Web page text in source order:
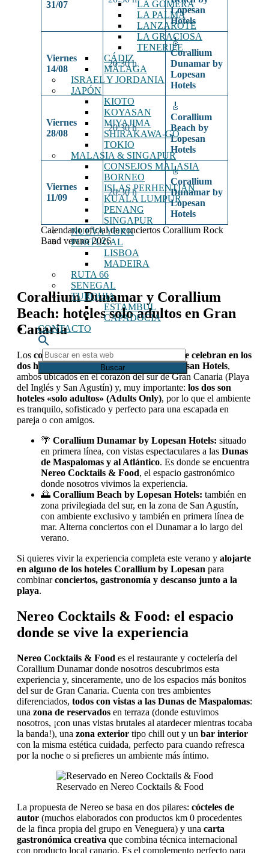
LA GOMERA
LA PALMA
LANZAROTE
LA GRACIOSA
TENERIFE
CÁDIZ
MÁLAGA
ISRAEL Y JORDANIA
JAPÓN
KIOTO
KOYASAN
MIYAJIMA
SHIRAKAWA-GO
TOKIO
MALASIA & SINGAPUR
CONSEJOS MALASIA
BORNEO
ISLAS PERHENTIAN
KUALA LUMPUR
PENANG
SINGAPUR
NUEVA YORK
PORTUGAL
LISBOA
MADEIRA
RUTA 66
SENEGAL
TURQUIA
ESTAMBUL
CAPADOCIA
CONTACTO
Buscar
en
esta
web
31/07
Lopesan
Hotels
Viernes
14/08
20:30 h
🎸
Corallium
Dunamar by
Lopesan
Hotels
Viernes
28/08
20:30 h
🎸
Corallium
Beach by
Lopesan
Hotels
Viernes
11/09
20:30 h
🎸
Corallium
Dunamar by
Lopesan
Hotels
Calendario oficial de conciertos Corallium Rock
Band verano 2026
Corallium Dunamar y Corallium
Beach: hoteles solo adultos en Gran
Canaria
Los conciertos de Corallium Rock Band se celebran en los
dos hotelesde la marcaCorallium by Lopesan Hotels,
ambos ubicados en el corazón del sur de Gran Canaria (Playa
del Inglés y San Agustín) y, muy importante: los dos son
hoteles «solo adultos» (Adults Only), por lo que el ambiente
es tranquilo, sofisticado y perfecto para una escapada en
pareja o con amigos.
🌴 Corallium Dunamar by Lopesan Hotels: situado
en primera línea, con vistas espectaculares a las Dunas
de Maspalomas y al Atlántico. Es donde se encuentra
Nereo Cocktails & Food, el espacio gastronómico
donde nosotros vivimos la experiencia.
🌅 Corallium Beach by Lopesan Hotels: también en
zona privilegiada del sur, en la zona de San Agustín,
con ambiente exclusivo y también en primera línea de
mar. Alterna conciertos con el Dunamar a lo largo del
verano.
Si quieres vivir la experiencia completa este verano y alojarte
en alguno de los hoteles Corallium by Lopesan para
combinarconciertos, gastronomía y descanso junto a la
playa.
Nereo Cocktails & Food: el espacio
donde se vive la experiencia
Nereo Cocktails & Food es el restaurante y coctelería del
Corallium Dunamar donde nosotros descubrimos esta
experiencia y, sinceramente, uno de los espacios más bonitos
del sur de Gran Canaria. Cuenta con tres ambientes
diferenciados, todos con vistas a las Dunas de Maspalomas:
una zona de reservados en terraza (donde estuvimos
nosotros, ¡con unas vistas brutales al atardecer mientras tocaba
la banda!), una zona exterior tipo chill out y un bar interior
con la misma estética cuidada, perfecto para cuando refresca
por la noche o si prefieres un ambiente más íntimo.
Reservado en Nereo Cocktails & Food
La propuesta de Nereo se basa en dos pilares: cócteles de
autor (muchos elaborados con productos km 0 procedentes
de la finca propia del grupo en Veneguera) y una carta
gastronómica creativa que combina técnica internacional
con producto local canario. Es el complemento perfecto para